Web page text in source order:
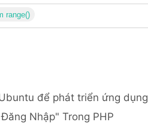
range()
để phát triển ứng dụng
Nhập" Trong PHP